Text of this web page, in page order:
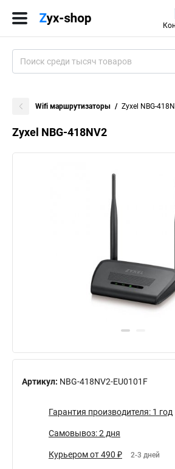
Wifi маршрутизаторы Zyxel NBG-
Zyxel NBG-418NV2
Артикул: NBG-418NV2-EU0101F
Гарантия производителя: 1 год
Самовывоз: 2 дня
Курьером от 490 ₽ 2-3 дней